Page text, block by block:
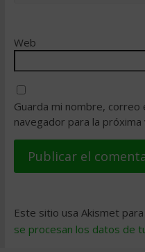
Web
Guarda mi nombre,
navegador para la
Este sitio usa Akismet
se procesan los datos de